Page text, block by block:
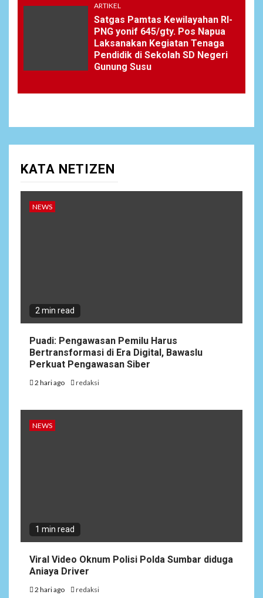
ARTIKEL
Satgas Pamtas Kewilayahan RI-
PNG yonif 645/gty. Pos Napua
Laksanakan Kegiatan Tenaga
Pendidik di Sekolah SD Negeri
Gunung Susu
KATA NETIZEN
NEWS
2 min read
Puadi: Pengawasan Pemilu Harus
Bertransformasi di Era Digital, Bawaslu
Perkuat Pengawasan Siber
2 hari ago redaksi
NEWS
1 min read
Viral Video Oknum Polisi Polda Sumbar diduga
Aniaya Driver
2 hari ago redaksi